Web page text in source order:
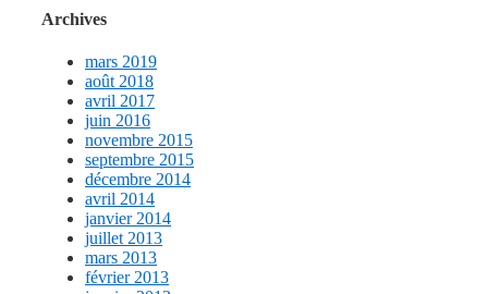
Archives
mars 2019
août 2018
avril 2017
juin 2016
novembre 2015
septembre 2015
décembre 2014
avril 2014
janvier 2014
juillet 2013
mars 2013
février 2013